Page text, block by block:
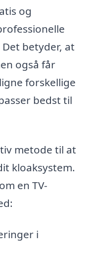
og
betyder, at
også får
forskellige
bedst til
metode til at
kloaksystem.
en TV-
i